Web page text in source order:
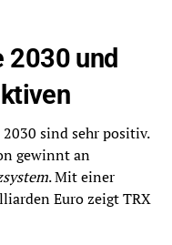
2030 und
sind sehr positiv.
gewinnt an
. Mit einer
Euro zeigt TRX